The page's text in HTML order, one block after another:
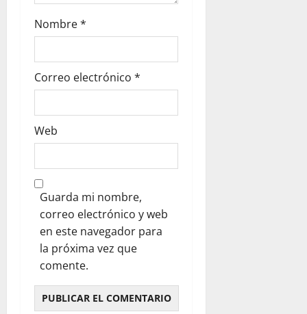
Nombre*
Correo electrónico *
Web
Guarda mi nombre,
correo electrónico y web
en este navegador para
la próxima vez que
comente.